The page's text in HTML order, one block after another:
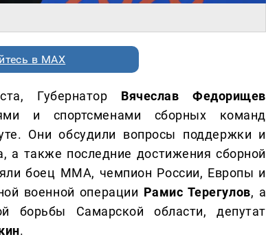
в MAX
Губернатор Вячеслав Федорищев
и спортсменами сборных команд
Они обсудили вопросы поддержки и
а также последние достижения сборной
боец ММА, чемпион России, Европы и
военной операции Рамис Терегулов, а
борьбы Самарской области, депутат
.